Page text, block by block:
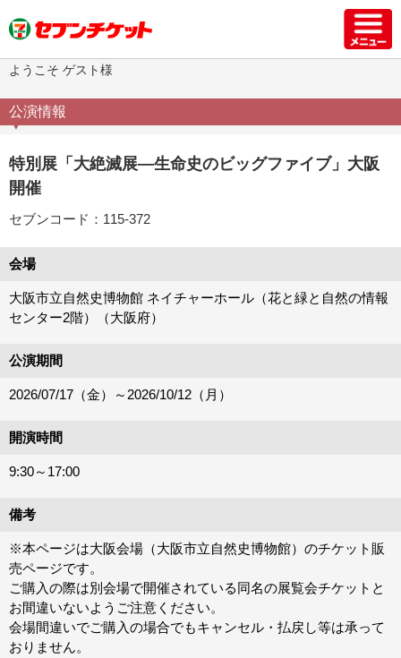
ようこそ ゲスト様
公演情報
特別展「大絶滅展―生命史のビッグファイブ」大阪
開催
セブンコード：115-372
会場
大阪市立自然史博物館 ネイチャーホール（花と緑と自然の情報
センター2階）（大阪府）
公演期間
2026/07/17（金） ～ 2026/10/12（月）
開演時間
9:30～17:00
備考
※本ページは大阪会場（大阪市立自然史博物館）のチケット販
売ページです。
ご購入の際は別会場で開催されている同名の展覧会チケットと
お間違いないようご注意ください。
会場間違いでご購入の場合でもキャンセル・払戻し等は承って
おりません。